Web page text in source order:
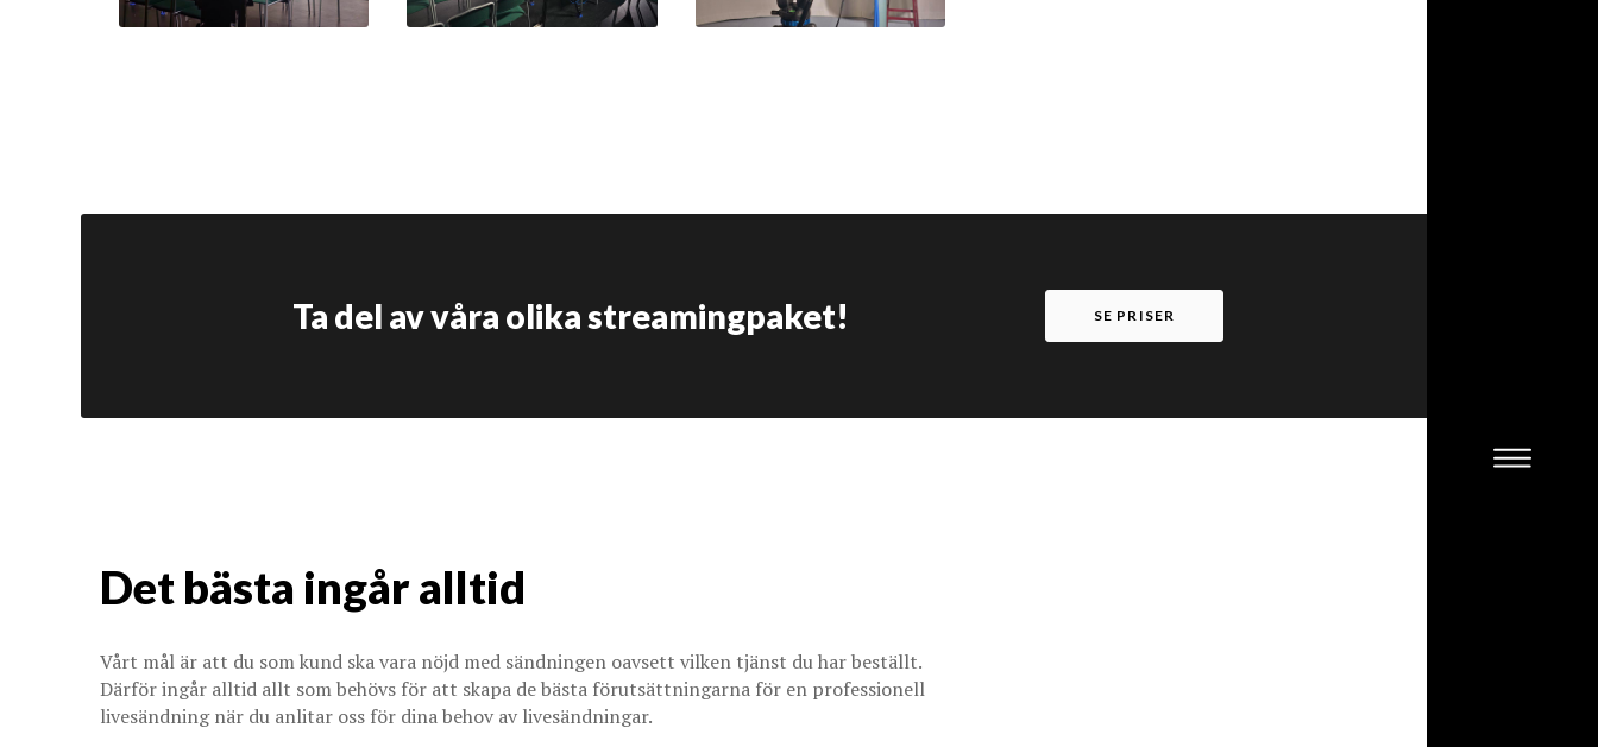
Ta del av våra olika streamingpaket! SE PRISER
Det bästa ingår alltid
Vårt mål är att du som kund ska vara nöjd med sändningen oavsett vilken tjänst du har beställt.
Därför ingår alltid allt som behövs för att skapa de bästa förutsättningarna för en professionell
livesändning när du anlitar oss för dina behov av livesändningar.